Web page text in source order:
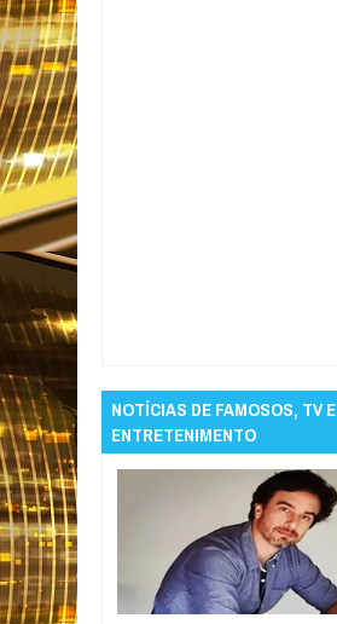
NOTÍCIAS DE FAMOSOS, TV E
ENTRETENIMENTO